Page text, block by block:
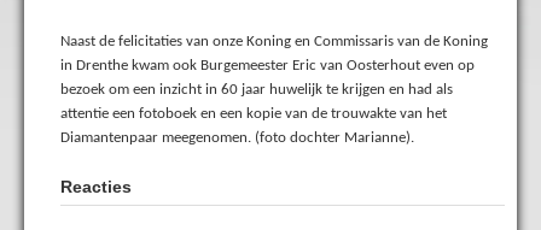
Naast de felicitaties van onze Koning en Commissaris van de Koning
in Drenthe kwam ook Burgemeester Eric van Oosterhout even op
bezoek om een inzicht in 60 jaar huwelijk te krijgen en had als
attentie een fotoboek en een kopie van de trouwakte van het
Diamantenpaar meegenomen. (foto dochter Marianne).
Reacties